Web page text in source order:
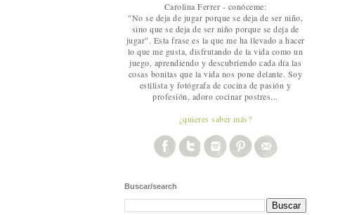
Carolina Ferrer - conóceme:
"No se deja de jugar porque se deja de ser niño,
sino que se deja de ser niño porque se deja de
jugar". Esta frase es la que me ha llevado a hacer
lo que me gusta, disfrutando de la vida como un
juego, aprendiendo y descubriendo cada día las
cosas bonitas que la vida nos pone delante. Soy
estilista y fotógrafa de cocina de pasión y
profesión, adoro cocinar postres...
¿quieres saber más?
Buscar/search